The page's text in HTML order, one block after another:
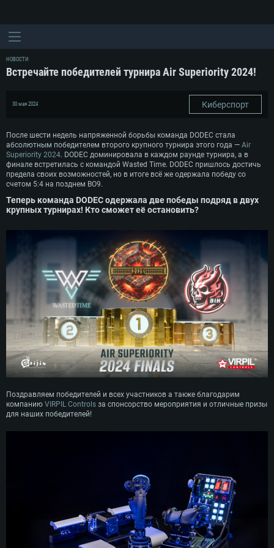
НОВОСТИ
Встречайте победителей турнира Air Superiority 2024!
30 мая 2024 Киберспорт
После шести недель напряженной борьбы команда DODEC стала
абсолютным победителем второго крупного турнира этого года — Air
Superiority 2024. DODEC доминировала в каждом раунде турнира, а в
финале встретилась с командой Wasted Time. DODEC пришлось достичь
предела своих возможностей, но в итоге всё же одержала победу со
счетом 5:4 на позднем BO9.
Теперь команда DODEC одержала две победы подряд в двух
крупных турнирах! Кто сможет её остановить?
Поздравляем победителей и всех участников а также благодарим
компанию VIRPIL Controls за спонсорство мероприятия и отличные призы
для наших победителей!